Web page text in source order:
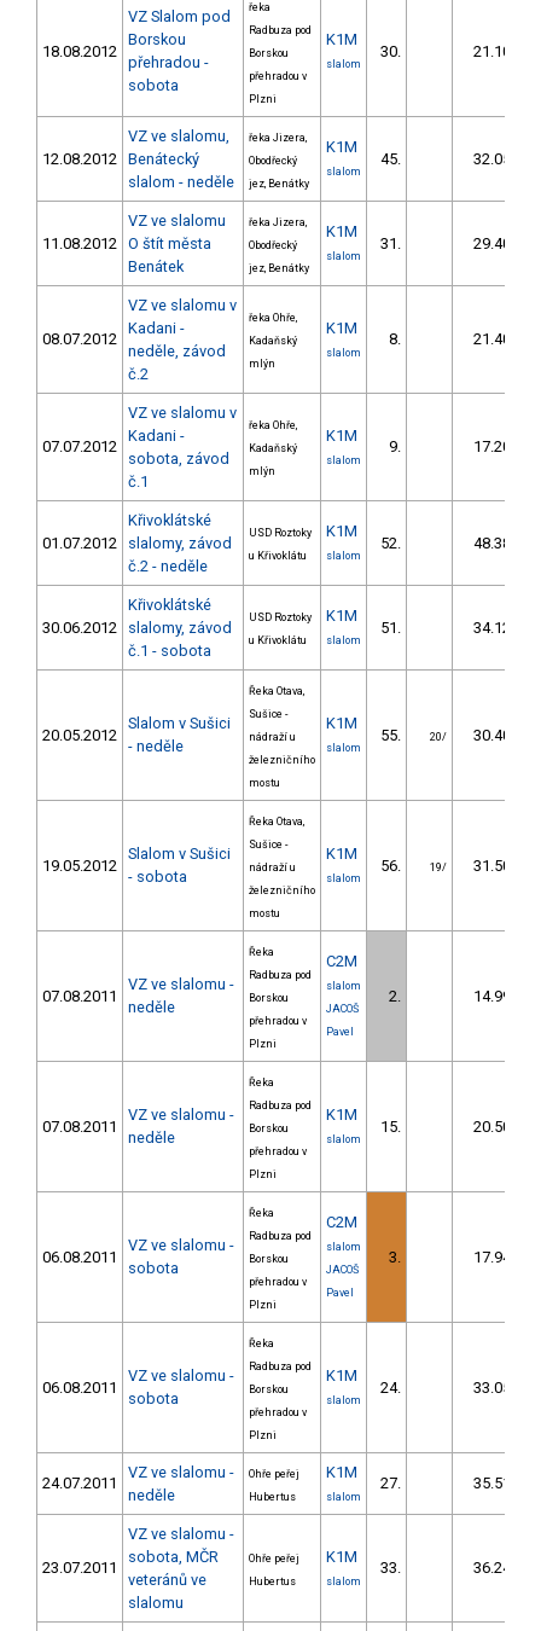
18.08.2012
VZ Slalom pod
Borskou
přehradou -
sobota
řeka
Radbuza pod
Borskou
přehradou v
Plzni
K1M
slalom
30. 21.10
12.08.2012
VZ ve slalomu,
Benátecký
slalom - neděle
řeka Jizera,
Obodřecký
jez, Benátky
K1M
slalom
45. 32.05
11.08.2012
VZ ve slalomu
O štít města
Benátek
řeka Jizera,
Obodřecký
jez, Benátky
K1M
slalom
31. 29.40
08.07.2012
VZ ve slalomu v
Kadani -
neděle, závod
č.2
řeka Ohře,
Kadaňský
mlýn
K1M
slalom
8. 21.40
07.07.2012
VZ ve slalomu v
Kadani -
sobota, závod
č.1
řeka Ohře,
Kadaňský
mlýn
K1M
slalom
9. 17.20
01.07.2012
Křivoklátské
slalomy, závod
č.2 - neděle
USD Roztoky
u Křivoklátu
K1M
slalom
52. 48.38
30.06.2012
Křivoklátské
slalomy, závod
č.1 - sobota
USD Roztoky
u Křivoklátu
K1M
slalom
51. 34.12
20.05.2012
Slalom v Sušici
- neděle
Řeka Otava,
Sušice -
nádraží u
železničního
mostu
K1M
slalom
55. 20/ 30.40
19.05.2012
Slalom v Sušici
- sobota
Řeka Otava,
Sušice -
nádraží u
železničního
mostu
K1M
slalom
56. 19/ 31.50
07.08.2011
VZ ve slalomu -
neděle
Řeka
Radbuza pod
Borskou
přehradou v
Plzni
C2M
slalom
JACOŠ
Pavel
2. 14.99
07.08.2011
VZ ve slalomu -
neděle
Řeka
Radbuza pod
Borskou
přehradou v
Plzni
K1M
slalom
15. 20.50
06.08.2011
VZ ve slalomu -
sobota
Řeka
Radbuza pod
Borskou
přehradou v
Plzni
C2M
slalom
JACOŠ
Pavel
3. 17.94
06.08.2011
VZ ve slalomu -
sobota
Řeka
Radbuza pod
Borskou
přehradou v
Plzni
K1M
slalom
24. 33.05
24.07.2011
VZ ve slalomu -
neděle
Ohře peřej
Hubertus
K1M
slalom
27. 35.51
23.07.2011
VZ ve slalomu -
sobota, MČR
veteránů ve
slalomu
Ohře peřej
Hubertus
K1M
slalom
33. 36.24